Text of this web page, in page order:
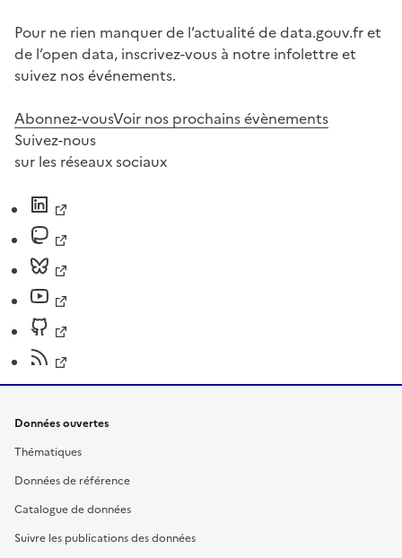
Pour ne rien manquer de l’actualité de data.gouv.fr et
de l’open data, inscrivez-vous à notre infolettre et
suivez nos événements.
Abonnez-vousVoir nos prochains évènements
Suivez-nous
sur les réseaux sociaux
Données ouvertes
Thématiques
Données de référence
Catalogue de données
Suivre les publications des données